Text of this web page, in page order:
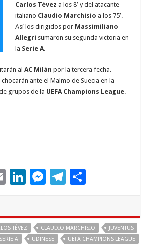
Carlos Tévez a los 8′ y del atacante
italiano Claudio Marchisio a los 75′.
Así los dirigidos por Massimiliano
Allegri sumaron su segunda victoria en
la Serie A.
alAC Milán por la tercera fecha.
ante el Malmo de Suecia en la
grupos de la UEFA Champions League.
E
l
Li
e
dI
M
n
g
T
gr
a
p
ar
TÉVEZ CLAUDIO MARCHISIO
JUVENTUS
SERIE A UDINESE UEFA CHAMPIONS LEAGUE